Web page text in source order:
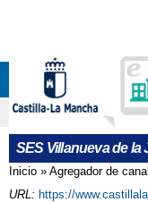
SES Villanueva de la
Se
Inicio » Agregador de
URL: https://